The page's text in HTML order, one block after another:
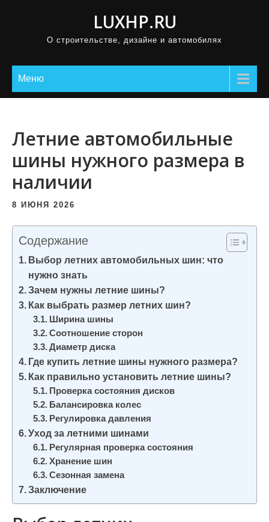
LUXHP.RU
О строительстве, дизайне и автомобилях
Меню
Летние автомобильные
шины нужного размера в
наличии
8 ИЮНЯ 2026
Содержание
Выбор летних автомобильных шин: что
нужно знать
Зачем нужны летние шины?
Как выбрать размер летних шин?
Ширина шины
Соотношение сторон
Диаметр диска
Где купить летние шины нужного размера?
Как правильно установить летние шины?
Проверка состояния дисков
Балансировка колес
Регулировка давления
Уход за летними шинами
Регулярная проверка состояния
Хранение шин
Сезонная замена
Заключение